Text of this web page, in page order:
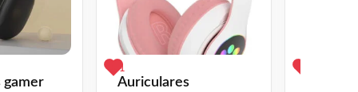
encontrarás una amplia variedad de
y ahorra!
gamer
1
Auriculares